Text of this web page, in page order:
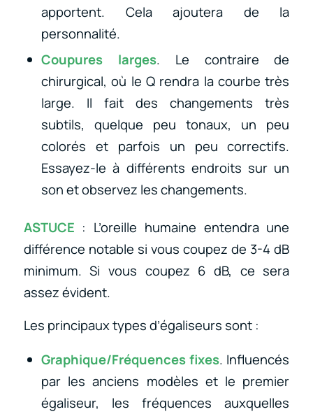
apportent. Cela ajoutera de la
personnalité.
Coupures larges. Le contraire de
chirurgical, où le Q rendra la courbe très
large. Il fait des changements très
subtils, quelque peu tonaux, un peu
colorés et parfois un peu correctifs.
Essayez-le à différents endroits sur un
son et observez les changements.
ASTUCE : L’oreille humaine entendra une
différence notable si vous coupez de 3-4 dB
minimum. Si vous coupez 6 dB, ce sera
assez évident.
Les principaux types d’égaliseurs sont :
Graphique/Fréquences fixes. Influencés
par les anciens modèles et le premier
égaliseur, les fréquences auxquelles